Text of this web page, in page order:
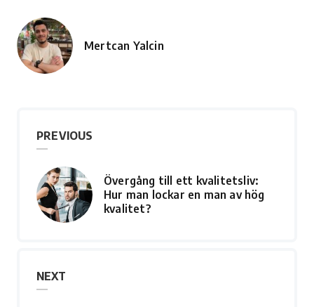
Posted
Mertcan Yalcin
PREVIOUS
Övergång till ett kvalitetsliv:
Hur man lockar en man av hög
kvalitet?
NEXT